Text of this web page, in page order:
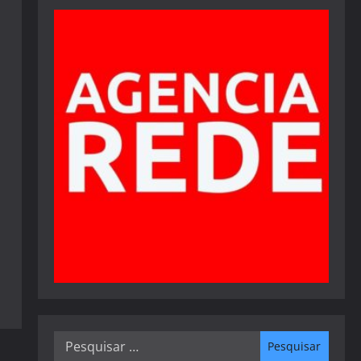
Pesquisar